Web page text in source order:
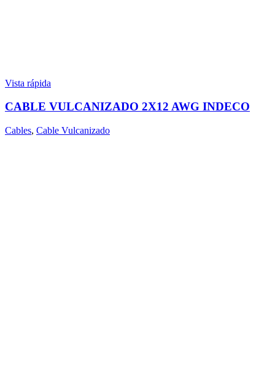
Vista rápida
CABLE VULCANIZADO 2X12 AWG INDECO
Cables, Cable Vulcanizado